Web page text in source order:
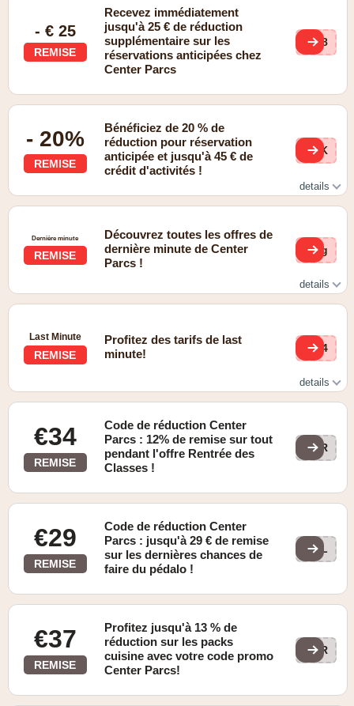
- € 25
REMISE
Recevez immédiatement
jusqu'à 25 € de réduction
supplémentaire sur les
réservations anticipées chez
Center Parcs
Bn8
- 20%
REMISE
Bénéficiez de 20 % de
réduction pour réservation
anticipée et jusqu'à 45 € de
crédit d'activités !
dzK
details
Dernière minute
REMISE
Découvrez toutes les offres de
dernière minute de Center
Parcs !
eMg
details
Last Minute
REMISE
Profitez des tarifs de last
minute!
7c4
details
€34
REMISE
Code de réduction Center
Parcs : 12% de remise sur tout
pendant l'offre Rentrée des
Classes !
TER
€29
REMISE
Code de réduction Center
Parcs : jusqu'à 29 € de remise
sur les dernières chances de
faire du pédalo !
BEL
€37
REMISE
Profitez jusqu'à 13 % de
réduction sur les packs
cuisine avec votre code promo
Center Parcs!
TER